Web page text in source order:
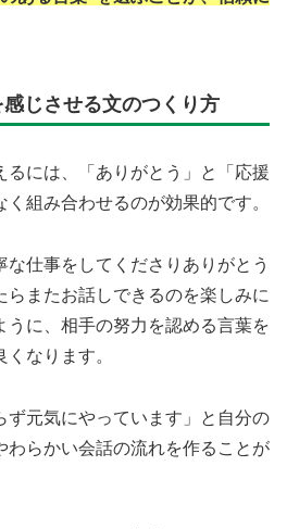
じさせる文のつくり方
るには、「ありがとう」と「応援
組み合わせるのが効果的です。
な仕事をしてくださりありがとう
らまたお話しできるのを楽しみに
うに、相手の努力を認める言葉を
なります。
ず元気にやっています」と自分の
わらかい会話の流れを作ることが